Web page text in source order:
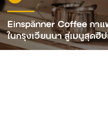
Einspänner Coffee กาแ
ในกรุงเวียนนา สู่เมนูสุดฮิ